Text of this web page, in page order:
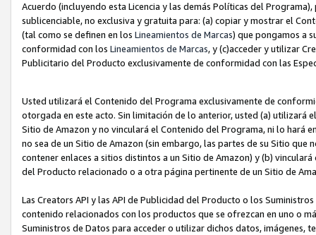
Acuerdo (incluyendo esta Licencia y las demás Políticas del
sublicenciable, no exclusiva y gratuita para: (a) copiar y mostrar el
(tal como se definen en los Lineamientos de Marcas) que pongamos a
conformidad con los Lineamientos de Marcas, y (c)acceder y utilizar
Publicitario del Producto exclusivamente de conformidad con las
Usted utilizará el Contenido del Programa exclusivamente de
otorgada en este acto. Sin limitación de lo anterior, usted (a) utilizará
Sitio de Amazon y no vinculará el Contenido del Programa, ni lo hará
no sea de un Sitio de Amazon (sin embargo, las partes de su Sitio
contener enlaces a sitios distintos a un Sitio de Amazon) y (b)
del Producto relacionado o a otra página pertinente de un Sitio de
Las Creators API y las API de Publicidad del Producto o los
contenido relacionados con los productos que se ofrezcan en uno o
Suministros de Datos para acceder o utilizar dichos datos,